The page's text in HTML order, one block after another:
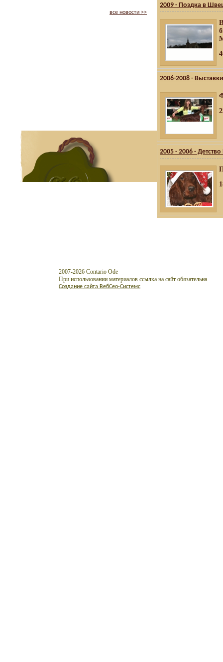
все новости >>
2009 - Поздка в
2006-2008 -
2005 - 2006 -
2007-2026 Contario Ode
При использовании материалов ссылка на сайт обязательна
Создание сайта ВебСео-Системс